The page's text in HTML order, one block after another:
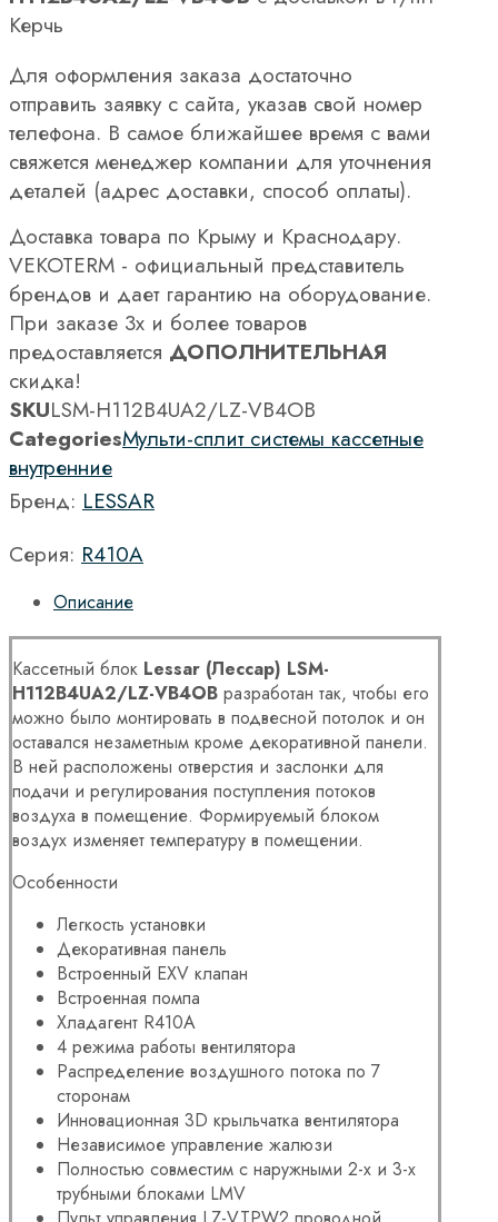
Керчь
Для оформления заказа достаточно
отправить заявку с сайта, указав свой номер
телефона. В самое ближайшее время с вами
свяжется менеджер компании для уточнения
деталей (адрес доставки, способ оплаты).
Доставка товара по Крыму и Краснодару.
VEKOTERM - официальный представитель
брендов и дает гарантию на оборудование.
При заказе 3х и более товаров
предоставляется ДОПОЛНИТЕЛЬНАЯ
скидка!
SKULSM-H112B4UA2/LZ-VB4OB
CategoriesМульти-сплит системы кассетные
внутренние
Бренд: LESSAR
Серия: R410A
Описание
Кассетный блок Lessar (Лессар) LSM-
H112B4UA2/LZ-VB4OB разработан так, чтобы его
можно было монтировать в подвесной потолок и он
оставался незаметным кроме декоративной панели.
В ней расположены отверстия и заслонки для
подачи и регулирования поступления потоков
воздуха в помещение. Формируемый блоком
воздух изменяет температуру в помещении.
Особенности
Легкость установки
Декоративная панель
Встроенный EXV клапан
Встроенная помпа
Хладагент R410A
4 режима работы вентилятора
Распределение воздушного потока по 7
сторонам
Инновационная 3D крыльчатка вентилятора
Независимое управление жалюзи
Полностью совместим с наружными 2-х и 3-х
трубными блоками LMV